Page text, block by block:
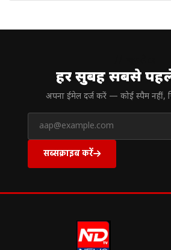
हर सुबह सबसे
अपना ईमेल दर्ज करें — कोई स्पैम नहीं,
सब्सक्राइब करें